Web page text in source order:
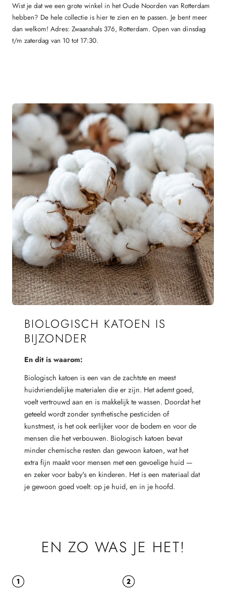
Wist je dat we een grote winkel in het Oude Noorden van Rotterdam
hebben? De hele collectie is hier te zien en te passen. Je bent meer
dan welkom! Adres: Zwaanshals 376, Rotterdam. Open van dinsdag
t/m zaterdag van 10 tot 17:30.
BIOLOGISCH KATOEN IS
BIJZONDER
En dit is waarom:
Biologisch katoen is een van de zachtste en meest
huidvriendelijke materialen die er zijn. Het ademt goed,
voelt vertrouwd aan en is makkelijk te wassen. Doordat het
geteeld wordt zonder synthetische pesticiden of
kunstmest, is het ook eerlijker voor de bodem en voor de
mensen die het verbouwen. Biologisch katoen bevat
minder chemische resten dan gewoon katoen, wat het
extra fijn maakt voor mensen met een gevoelige huid —
en zeker voor baby's en kinderen. Het is een materiaal dat
je gewoon goed voelt: op je huid, en in je hoofd.
EN ZO WAS JE HET!